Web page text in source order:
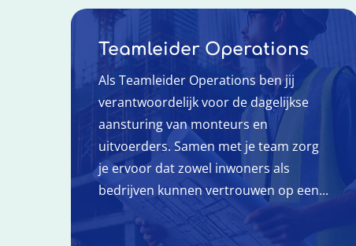
Teamleider Operations
Als Teamleider Operations ben jij
verantwoordelijk voor de dagelijkse
aansturing van monteurs en
uitvoerders. Samen met je team zorg
je ervoor dat zowel inwoners als
bedrijven kunnen vertrouwen op een...